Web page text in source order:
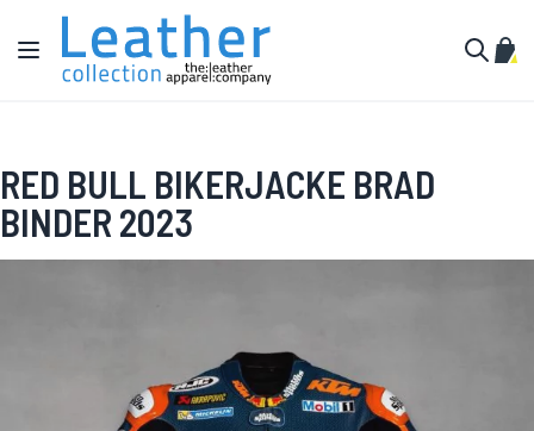
Zum Inhalt springen
Navigation umschalten
RED BULL BIKERJACKE BRAD
BINDER 2023